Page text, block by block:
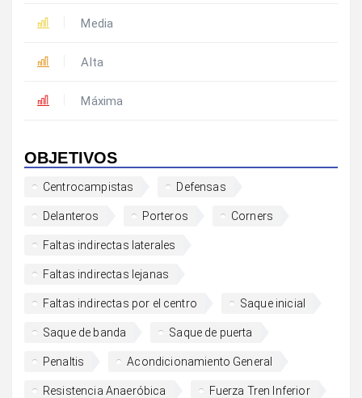
Media
Alta
Máxima
OBJETIVOS
Centrocampistas Defensas
Delanteros Porteros Corners
Faltas indirectas laterales
Faltas indirectas lejanas
Faltas indirectas por el centro Saque inicial
Saque de banda Saque de puerta
Penaltis Acondicionamiento General
Resistencia Anaeróbica Fuerza Tren Inferior